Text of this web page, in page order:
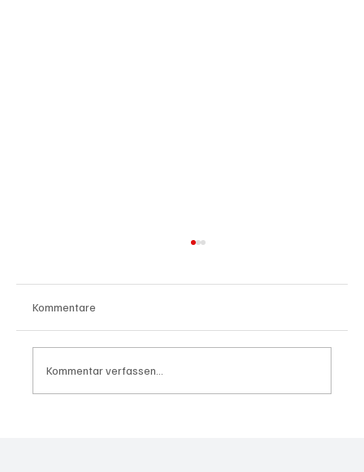
Kommentare
Kommentar verfassen...